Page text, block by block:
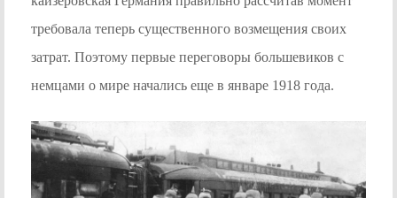
требовала теперь существенного возмещения своих
затрат. Поэтому первые переговоры большевиков с
немцами о мире начались еще в январе 1918 года.